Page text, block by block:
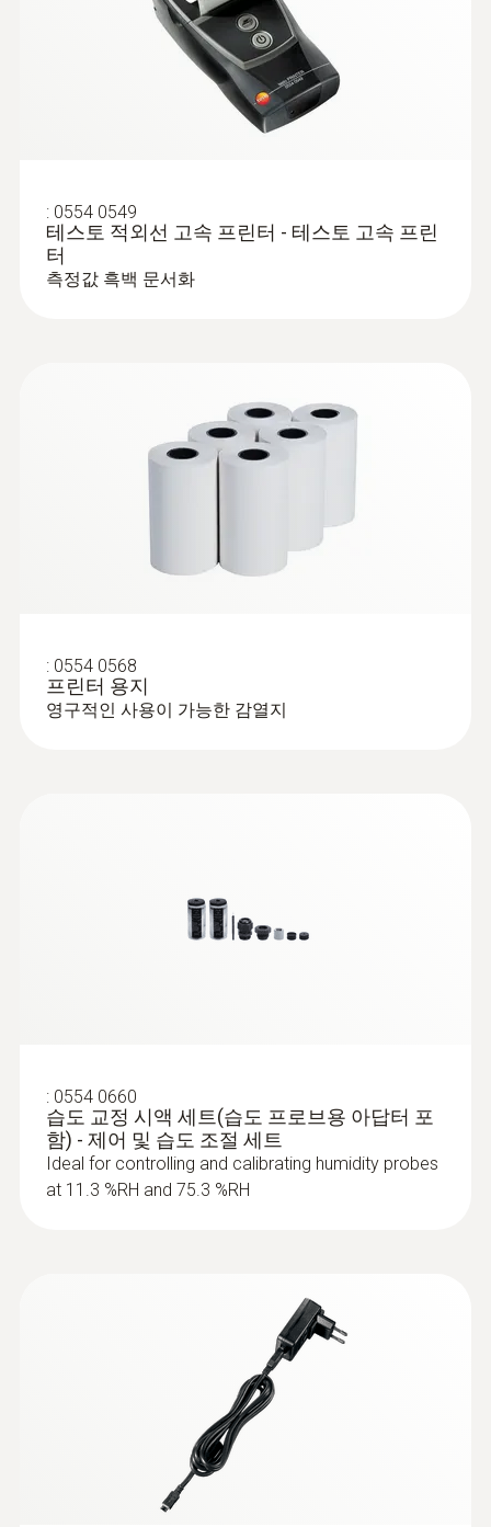
상품 제공 시 포함
testo 315-3, USB 전원 어댑터, 케이블.
보관 배터리 수명
10 h measurement time (at +20 °C/+68 °F) /
Mains operation possible
In instrument via charger
보관 배터리 충전 옵션
피부를 통한 수분의 증발은 대기의 상대습도에
의해 결정되기 때문에, 응결 가능성은 쾌적함
을 느끼는데 있어서 중요한 파라미터입니다.
이에 따라 보건위생 관리기관에서는 주거 공간
되더라도 밀폐된 실내에서는 이 기준에 도달하
지 못하는 경우가 종종
: 0554 0549
테스토 적외선 고속 프린터 - 테스토 고속 프린
터
측정값 흑백 문서화
: 0554 0568
프린터 용지
영구적인 사용이 가능한 감열지
: 0554 0660
습도 교정 시액 세트(습도 프로브용 아답터 포
함) - 제어 및 습도 조절 세트
Ideal for controlling and calibrating humidity probes
at 11.3 %RH and 75.3 %RH